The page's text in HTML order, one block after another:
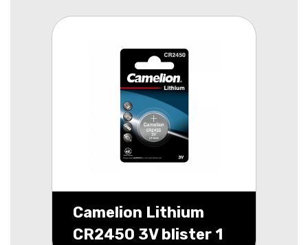
Camelion Lithium
CR2450 3V blister 1